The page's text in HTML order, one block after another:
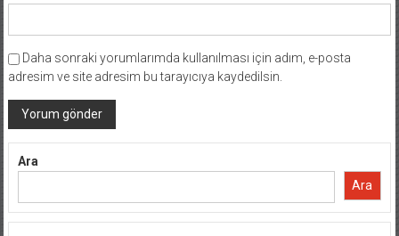
Daha sonraki yorumlarımda kullanılması için adım, e-posta
adresim ve site adresim bu tarayıcıya kaydedilsin.
Ara
Ara